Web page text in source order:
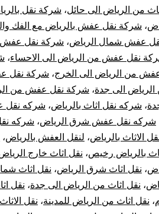
من الرياض الى حائل، شركة نقل
، شركة نقل عفش بالرياض مع الفك
عفش شمال الرياض، شركة نقل
نقل عفش من الرياض الى الاحساء،
من الرياض الى الخرج، شركة نقل
الى جدة، شركة نقل عفش من
، شركه نقل اثاث بالرياض، شركه
شركه نقل عفش شرق الرياض، شركه
الاثاث بالرياض، لنقل العفش بالرياض،
بالرياض رخيص، نقل اثاث خارج
، نقل اثاث شرق الرياض، نقل اثاث
، نقل اثاث من الرياض الى جدة، نقل
، نقل اثاث من الرياض للمدينة، نقل الاثاث